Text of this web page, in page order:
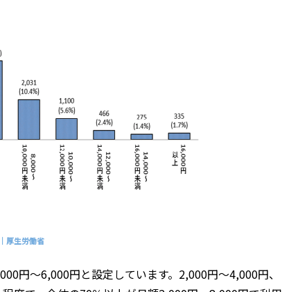
厚生労働省
円～6,000円と設定しています。2,000円～4,000円、